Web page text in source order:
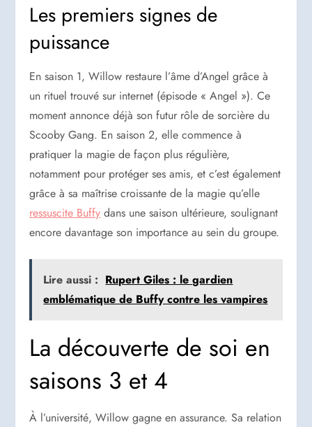
Les premiers signes de
puissance
En saison 1, Willow restaure l’âme d’Angel grâce à
un rituel trouvé sur internet (épisode « Angel »). Ce
moment annonce déjà son futur rôle de sorcière du
Scooby Gang. En saison 2, elle commence à
pratiquer la magie de façon plus régulière,
notamment pour protéger ses amis, et c’est également
grâce à sa maîtrise croissante de la magie qu’elle
ressuscite Buffy dans une saison ultérieure, soulignant
encore davantage son importance au sein du groupe.
Lire aussi : Rupert Giles : le gardien
emblématique de Buffy contre les vampires
La découverte de soi en
saisons 3 et 4
À l’université, Willow gagne en assurance. Sa relation